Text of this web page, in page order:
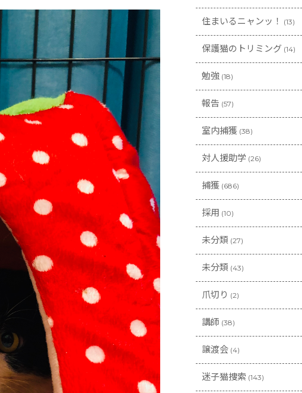
住まいるニャンッ！ (13)
保護猫のトリミング (14)
勉強 (18)
報告 (57)
室内捕獲 (38)
対人援助学 (26)
捕獲 (686)
採用 (10)
未分類 (27)
未分類 (43)
爪切り (2)
講師 (38)
譲渡会 (4)
迷子猫捜索 (143)